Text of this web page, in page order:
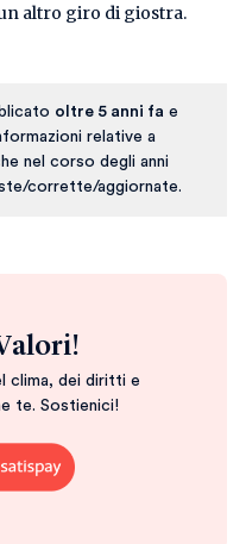
altro giro di giostra.
oltre 5 anni fa e
relative a
nel corso degli anni
corrette/aggiornate.
clima, dei diritti e
te. Sostienici!